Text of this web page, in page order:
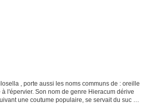
, porte aussi les noms communs de : oreille
l'épervier. Son nom de genre Hieracum dérive
une coutume populaire, se servait du suc de